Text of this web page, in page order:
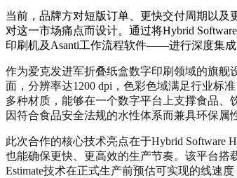
当前，品牌方对短版订单、更快交付周期以及
对这一市场痛点而设计。通过将Hybrid
印刷机及Asanti工作流程软件——进行深度集成
作为爱克发进军折叠纸盒数字印刷领域的旗舰
面，分辨率达1200 dpi，色彩色域满足行业标
多种材质，能够在一个数字平台上支撑食品
因符合食品安全法规的水性体系而兼具环保属
此次合作的核心技术亮点在于Hybrid Software
也能确保更快、更高效的生产节奏。该平台搭
Estimate技术在正式生产前预估可实现的线速